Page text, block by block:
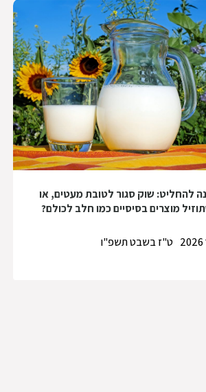
להחליט: שוק סגור לטובת מעטים, או
מוצרים בסיסיים כמו חלב לכולם?
ט"ז בשבט תשפ"ו